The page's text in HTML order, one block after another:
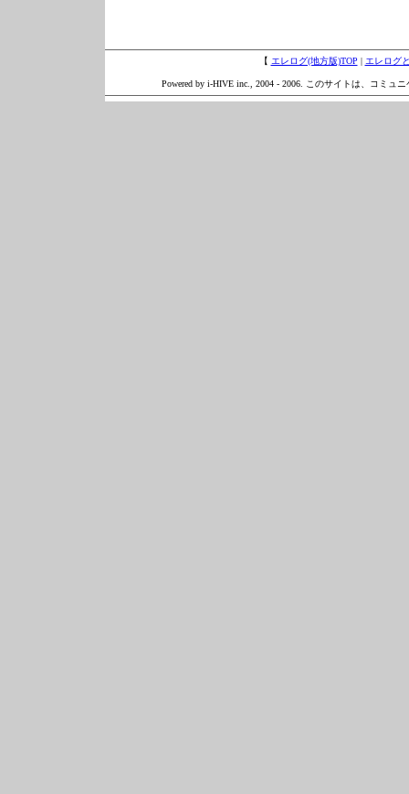
【 エレログ(地方版)TOP | エレログ
Powered by i-HIVE inc., 2004 - 2006. このサイトは、コミュ